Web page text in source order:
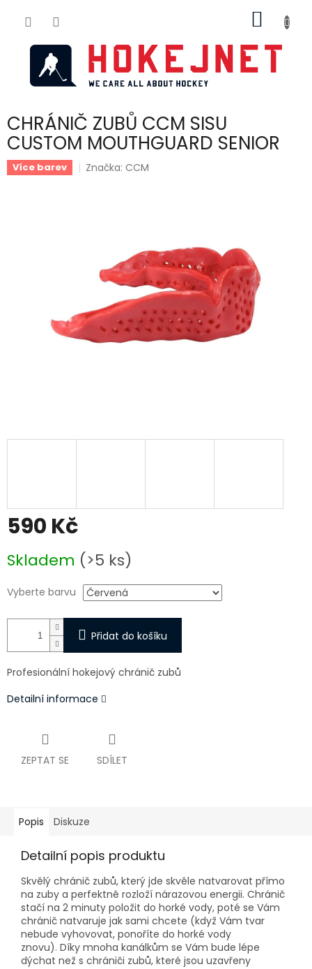
KOŠÍK
CHRÁNIČ ZUBŮ CCM SISU
CUSTOM MOUTHGUARD SENIOR
Více barev Značka:CCM
590 Kč
cena:
Skladem (>5 ks)
Vyberte barvu
Přidat do košíku
Profesionální hokejový chránič zubů
Detailní informace
ZEPTAT SE SDÍLET
Popis Diskuze
Detailní popis produktu
Skvělý chránič zubů, který jde skvěle natvarovat přímo
na zuby a perfektně rozloží nárazovou energii. Chránič
stačí na 2 minuty položit do horké vody, poté se Vám
chránič natvaruje jak sami chcete (když Vám tvar
nebude vyhovovat, ponoříte do horké vody
znovu). Díky mnoha kanálkům se Vám bude lépe
dýchat než s chrániči zubů, které jsou uzavřeny